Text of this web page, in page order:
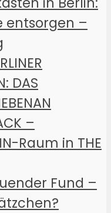
entsorgen –
DAS
–
Raum in THE
Fund –